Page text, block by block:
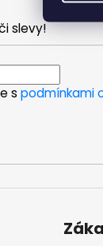
slevy!
s podmínkami